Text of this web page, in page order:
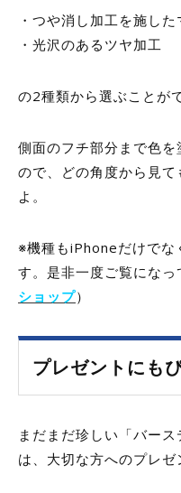
・つや消し加工を施し
・光沢のあるツヤ加工
の2種類から選ぶことが
側面のフチ部分まで色
ので、どの角度から見
よ。
※機種もiPhoneだけでな
す。是非一度ご覧になっ
ショップ）
プレゼントにも
まだまだ珍しい「バー
は、大切な方へのプレゼ